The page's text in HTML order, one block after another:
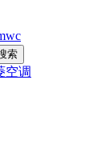
空调